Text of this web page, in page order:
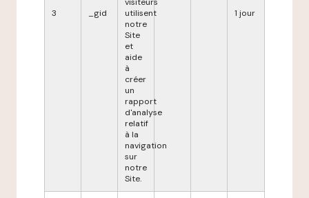
3 _gid
utilisent
notre
Site
et
aide
à
créer
un
rapport
d'analyse
relatif
à la
navigation
sur
notre
Site.
1 jour